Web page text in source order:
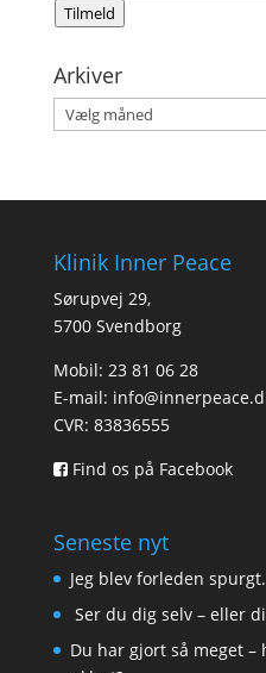
Tilmeld
Arkiver
Arkiver
Klinik Inner Peace
Sørupvej 29,
5700 Svendborg
Mobil: 23 81 06 28
E-mail:
CVR: 83836555
Find os på Facebook
Seneste nyt
Jeg blev forleden
Ser du dig selv – eller
Du har gjort så meget